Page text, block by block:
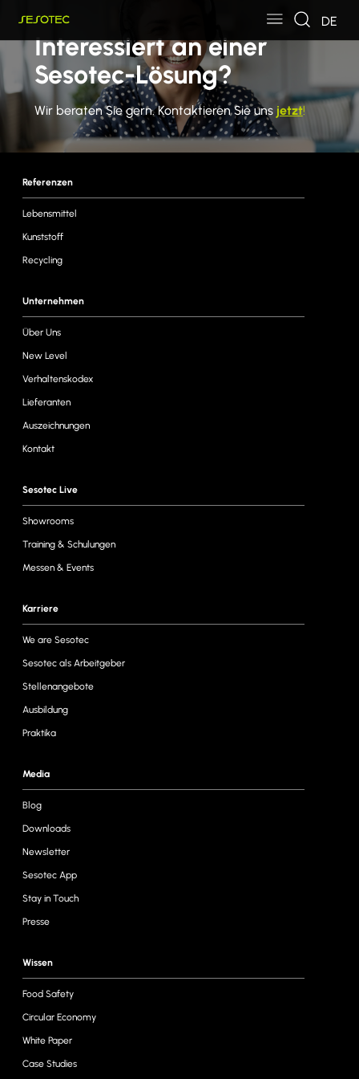
DE
Interessiert an einer
Sesotec-Lösung?
Wir beraten Sie gern. Kontaktieren Sie uns jetzt!
Referenzen
Lebensmittel
Kunststoff
Recycling
Unternehmen
Über Uns
New Level
Verhaltenskodex
Lieferanten
Auszeichnungen
Kontakt
Sesotec Live
Showrooms
Training & Schulungen
Messen & Events
Karriere
We are Sesotec
Sesotec als Arbeitgeber
Stellenangebote
Ausbildung
Praktika
Media
Blog
Downloads
Newsletter
Sesotec App
Stay in Touch
Presse
Wissen
Food Safety
Circular Economy
White Paper
Case Studies